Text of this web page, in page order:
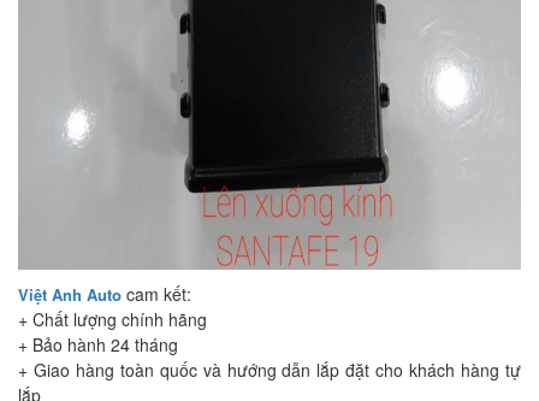
Việt Anh Auto cam kết:
+ Chất lượng chính hãng
+ Bảo hành 24 tháng
+ Giao hàng toàn quốc và hướng dẫn lắp đặt cho khách hàng tự
lắp